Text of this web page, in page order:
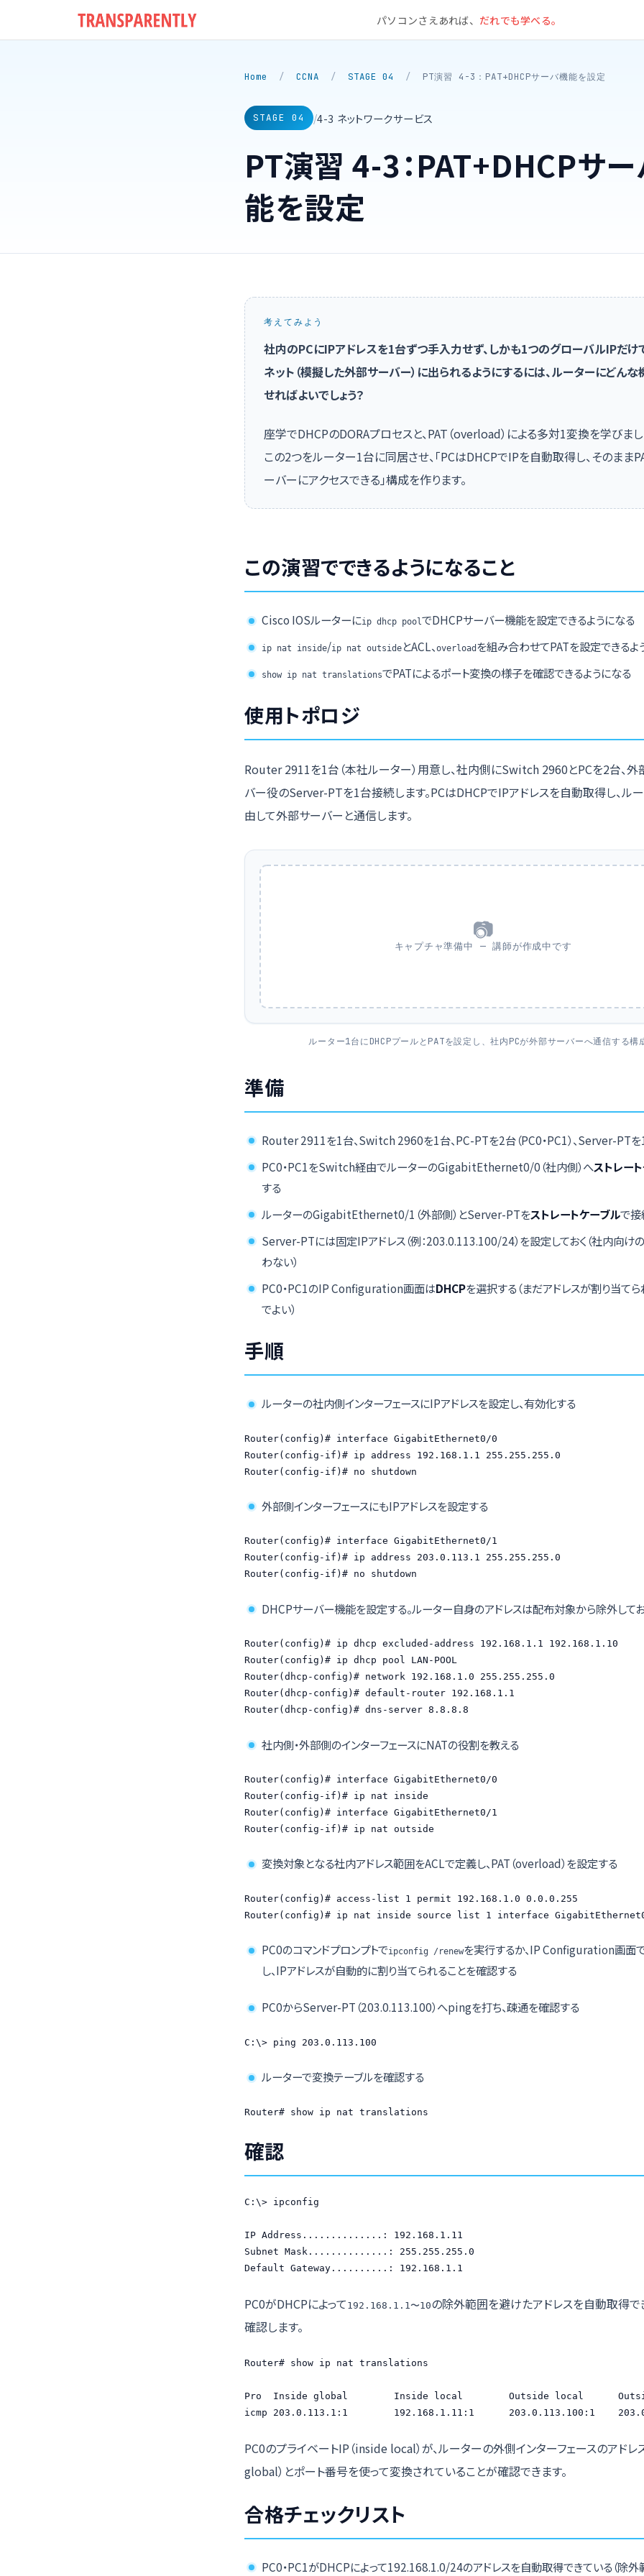
パソコンさえあれば、 だれでも学べる。
Home / CCNA / STAGE 04 / PT演習 4-3：PAT+DHCPサーバ機能を設定
STAGE 04 /4-3 ネットワークサービス
PT演習 4-3：PAT+DHCPサ
能を設定
考えてみよう
社内のPCにIPアドレスを1台ずつ手入力せず、しかも1つのグローバルIPだけ
ネット（模擬した外部サーバー）に出られるようにするには、ルーターにどん
せればよいでしょう？
座学でDHCPのDORAプロセスと、PAT（overload）による多対1変換を学びま
この2つをルーター1台に同居させ、「PCはDHCPでIPを自動取得し、そのまま
ーバーにアクセスできる」構成を作ります。
この演習でできるようになること
Cisco IOSルーターにip dhcp poolでDHCPサーバー機能を設定できるようになる
ip nat inside/ip nat outside とACL、 overload を組み合わせてPATを設定できるよ
show ip nat translationsでPATによるポート変換の様子を確認できるようになる
使用トポロジ
Router 2911を1台（本社ルーター）用意し、社内側にSwitch 2960とPCを2台、
バー役のServer-PTを1台接続します。PCはDHCPでIPアドレスを自動取得し、ル
由して外部サーバーと通信します。
📷
キャプチャ準備中 — 講師が作成中です
ルーター1台にDHCPプールとPATを設定し、社内PCが外部サーバーへ通信する構
準備
Router 2911を1台、Switch 2960を1台、PC-PTを2台（PC0・PC1）、Server-PT
PC0・PC1をSwitch経由でルーターのGigabitEthernet0/0（社内側）へストレー
する
ルーターのGigabitEthernet0/1（外部側）とServer-PTをストレートケーブルで接
Server-PTには固定IPアドレス（例：203.0.113.100/24）を設定しておく（社内向け
わない）
PC0・PC1のIP Configuration画面はDHCPを選択する（まだアドレスが割り当て
でよい）
手順
ルーターの社内側インターフェースにIPアドレスを設定し、有効化する
Router(config)# interface GigabitEthernet0/0
Router(config-if)# ip address 192.168.1.1 255.255.255.0
Router(config-if)# no shutdown
外部側インターフェースにもIPアドレスを設定する
Router(config)# interface GigabitEthernet0/1
Router(config-if)# ip address 203.0.113.1 255.255.255.0
Router(config-if)# no shutdown
DHCPサーバー機能を設定する。ルーター自身のアドレスは配布対象から除外して
Router(config)# ip dhcp excluded-address 192.168.1.1 192.168.1.10
Router(config)# ip dhcp pool LAN-POOL
Router(dhcp-config)# network 192.168.1.0 255.255.255.0
Router(dhcp-config)# default-router 192.168.1.1
Router(dhcp-config)# dns-server 8.8.8.8
社内側・外部側のインターフェースにNATの役割を教える
Router(config)# interface GigabitEthernet0/0
Router(config-if)# ip nat inside
Router(config)# interface GigabitEthernet0/1
Router(config-if)# ip nat outside
変換対象となる社内アドレス範囲をACLで定義し、PAT（overload）を設定する
Router(config)# access-list 1 permit 192.168.1.0 0.0.0.255
Router(config)# ip nat inside source list 1 interface
PC0のコマンドプロンプトでipconfig /renewを実行するか、IP Configuration画面
し、IPアドレスが自動的に割り当てられることを確認する
PC0からServer-PT（203.0.113.100）へpingを打ち、疎通を確認する
C:\> ping 203.0.113.100
ルーターで変換テーブルを確認する
Router# show ip nat translations
確認
C:\> ipconfig
IP Address..............: 192.168.1.11
Subnet Mask..............: 255.255.255.0
Default Gateway..........: 192.168.1.1
PC0がDHCPによって 192.168.1.1〜10の除外範囲を避けたアドレスを自動取得で
確認します。
Router# show ip nat translations
Pro  Inside global        Inside local        Outside local
icmp 203.0.113.1:1        192.168.1.11:1      203.0.113.100:1
PC0のプライベートIP（inside local）が、ルーターの外側インターフェースのアドレ
global）とポート番号を使って変換されていることが確認できます。
合格チェックリスト
PC0・PC1がDHCPによって192.168.1.0/24のアドレスを自動取得できている（除外